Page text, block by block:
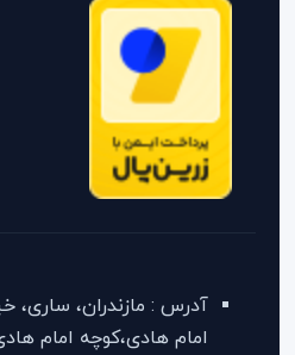
آدرس : مازندران، ساری،